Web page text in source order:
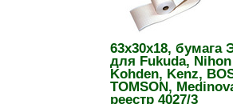
63х30х18, бумага
для Fukuda, Nihon
Kohden, Kenz,
TOMSON,
реестр 4027/3